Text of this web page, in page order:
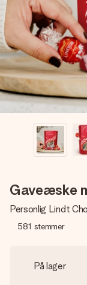
Lav noget
billede af dig
Intet besvær
øjeblikket.
Gaveæske
Personlig Lindt
581 stemmer
På lager